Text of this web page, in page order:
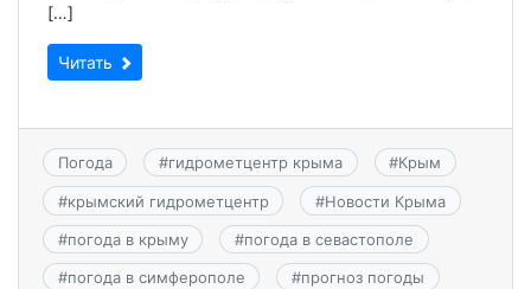
[…]
Читать
Погода #гидрометцентр крыма #Крым
#крымский гидрометцентр #Новости Крыма
#погода в крыму #погода в севастополе
#погода в симферополе #прогноз погоды